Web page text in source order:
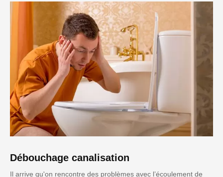
Débouchage canalisation
Il arrive qu'on rencontre des problèmes avec l’écoulement de